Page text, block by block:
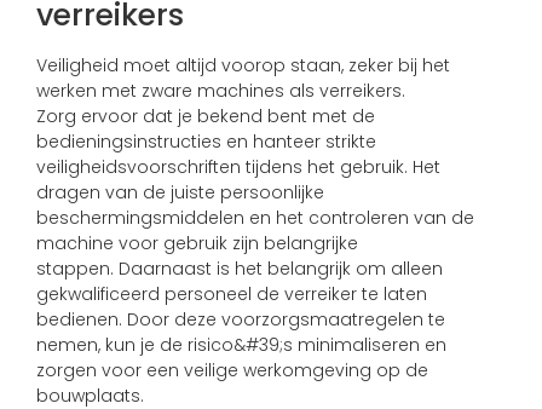
verreikers
Veiligheid moet altijd voorop staan, zeker bij het
werken met zware machines als verreikers.
Zorg ervoor dat je bekend bent met de
bedieningsinstructies en hanteer strikte
veiligheidsvoorschriften tijdens het gebruik. Het
dragen van de juiste persoonlijke
beschermingsmiddelen en het controleren van de
machine voor gebruik zijn belangrijke
stappen. Daarnaast is het belangrijk om alleen
gekwalificeerd personeel de verreiker te laten
bedienen. Door deze voorzorgsmaatregelen te
nemen, kun je de risico&#39;s minimaliseren en
zorgen voor een veilige werkomgeving op de
bouwplaats.